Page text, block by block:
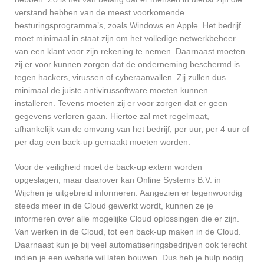
verstand hebben van de meest voorkomende
besturingsprogramma’s, zoals Windows en Apple. Het bedrijf
moet minimaal in staat zijn om het volledige netwerkbeheer
van een klant voor zijn rekening te nemen. Daarnaast moeten
zij er voor kunnen zorgen dat de onderneming beschermd is
tegen hackers, virussen of cyberaanvallen. Zij zullen dus
minimaal de juiste antivirussoftware moeten kunnen
installeren. Tevens moeten zij er voor zorgen dat er geen
gegevens verloren gaan. Hiertoe zal met regelmaat,
afhankelijk van de omvang van het bedrijf, per uur, per 4 uur of
per dag een back-up gemaakt moeten worden.
Voor de veiligheid moet de back-up extern worden
opgeslagen, maar daarover kan Online Systems B.V. in
Wijchen je uitgebreid informeren. Aangezien er tegenwoordig
steeds meer in de Cloud gewerkt wordt, kunnen ze je
informeren over alle mogelijke Cloud oplossingen die er zijn.
Van werken in de Cloud, tot een back-up maken in de Cloud.
Daarnaast kun je bij veel automatiseringsbedrijven ook terecht
indien je een website wil laten bouwen. Dus heb je hulp nodig